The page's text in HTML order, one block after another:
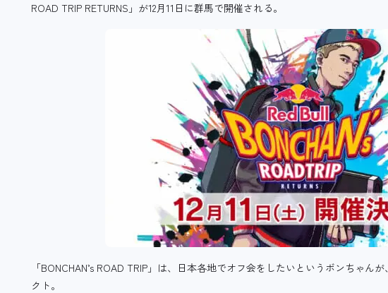
ROAD TRIP RETURNS」が12月11日に群馬で開催される。
「BONCHAN’s ROAD TRIP」は、日本各地でオフ会をしたいというボンちゃんが、
クト。